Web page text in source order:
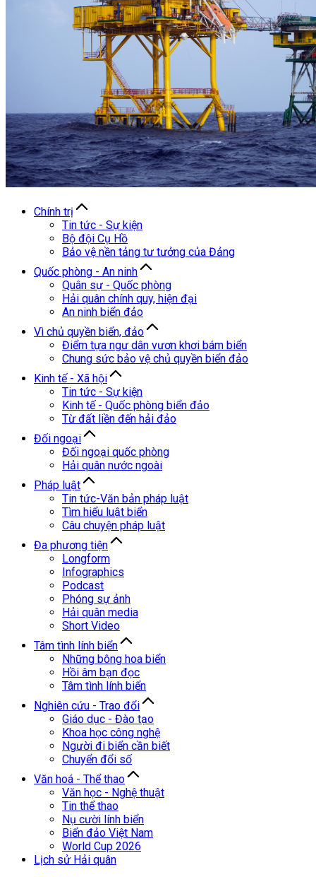
Chính trị
Tin tức - Sự kiện
Bộ đội Cụ Hồ
Bảo vệ nền tảng tư tưởng của Đảng
Quốc phòng - An ninh
Quân sự - Quốc phòng
Hải quân chính quy, hiện đại
An ninh biển đảo
Vì chủ quyền biển, đảo
Điểm tựa ngư dân vươn khơi bám biển
Chung sức bảo vệ chủ quyền biển đảo
Kinh tế - Xã hội
Tin tức - Sự kiện
Kinh tế - Quốc phòng biển đảo
Từ đất liền đến hải đảo
Đối ngoại
Đối ngoại quốc phòng
Hải quân nước ngoài
Pháp luật
Tin tức-Văn bản pháp luật
Tìm hiểu luật biển
Câu chuyện pháp luật
Đa phương tiện
Longform
Infographics
Podcast
Phóng sự ảnh
Hải quân media
Short Video
Tâm tình lính biển
Những bông hoa biển
Hồi âm bạn đọc
Tâm tình lính biển
Nghiên cứu - Trao đổi
Giáo dục - Đào tạo
Khoa học công nghệ
Người đi biển cần biết
Chuyển đổi số
Văn hoá - Thể thao
Văn học - Nghệ thuật
Tin thể thao
Nụ cười lính biển
Biển đảo Việt Nam
World Cup 2026
Lịch sử Hải quân